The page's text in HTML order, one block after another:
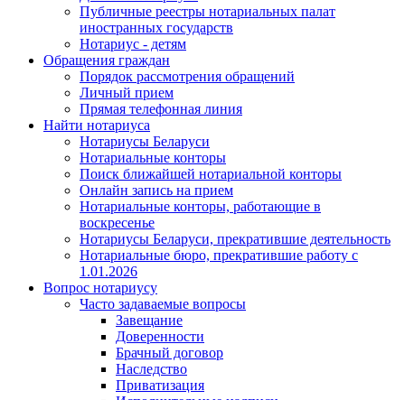
Публичные реестры нотариальных палат
иностранных государств
Нотариус - детям
Обращения граждан
Порядок рассмотрения обращений
Личный прием
Прямая телефонная линия
Найти нотариуса
Нотариусы Беларуси
Нотариальные конторы
Поиск ближайшей нотариальной конторы
Онлайн запись на прием
Нотариальные конторы, работающие в
воскресенье
Нотариусы Беларуси, прекратившие деятельность
Нотариальные бюро, прекратившие работу с
1.01.2026
Вопрос нотариусу
Часто задаваемые вопросы
Завещание
Доверенности
Брачный договор
Наследство
Приватизация